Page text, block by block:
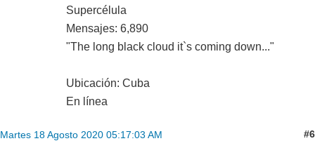
Supercélula
Mensajes: 6,890
"The long black cloud it`s coming down..."
Ubicación: Cuba
En línea
Martes 18 Agosto 2020 05:17:03 AM #6